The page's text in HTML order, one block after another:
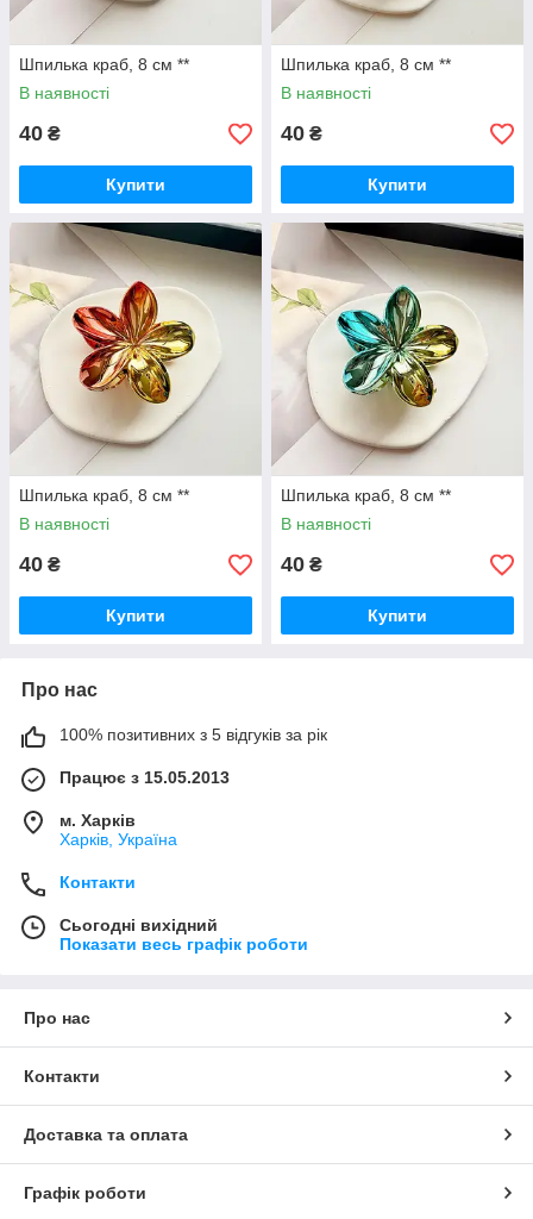
Шпилька краб, 8 см **
В наявності
40 ₴
Купити
Шпилька краб, 8 см **
В наявності
40 ₴
Купити
Шпилька краб, 8 см **
В наявності
40 ₴
Купити
Шпилька краб, 8 см **
В наявності
40 ₴
Купити
Про нас
100% позитивних з 5 відгуків за рік
Працює з 15.05.2013
м. Харків
Харків, Україна
Контакти
Сьогодні вихідний
Показати весь графік роботи
Про нас
Контакти
Доставка та оплата
Графік роботи